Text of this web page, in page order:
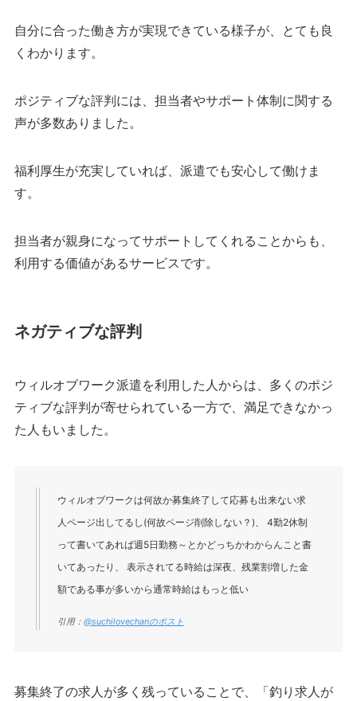
自分に合った働き方が実現できている様子が、とても良
くわかります。
ポジティブな評判には、担当者やサポート体制に関する
声が多数ありました。
福利厚生が充実していれば、派遣でも安心して働けま
す。
担当者が親身になってサポートしてくれることからも、
利用する価値があるサービスです。
ネガティブな評判
ウィルオブワーク派遣を利用した人からは、多くのポジ
ティブな評判が寄せられている一方で、満足できなかっ
た人もいました。
ウィルオブワークは何故か募集終了して応募も出来ない求
人ページ出してるし(何故ページ削除しない？)、 4勤2休制
って書いてあれば週5日勤務～とかどっちかわからんこと書
いてあったり、 表示されてる時給は深夜、残業割増した金
額である事が多いから通常時給はもっと低い
引用： @suchilovechanのポスト
募集終了の求人が多く残っていることで、「釣り求人が